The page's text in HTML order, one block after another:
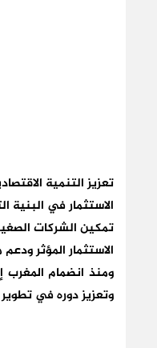
تعزيز التنمية
الاستثمار في البنية
تمكين الشركات
الاستثمار المؤثر
وتعزيز دوره في